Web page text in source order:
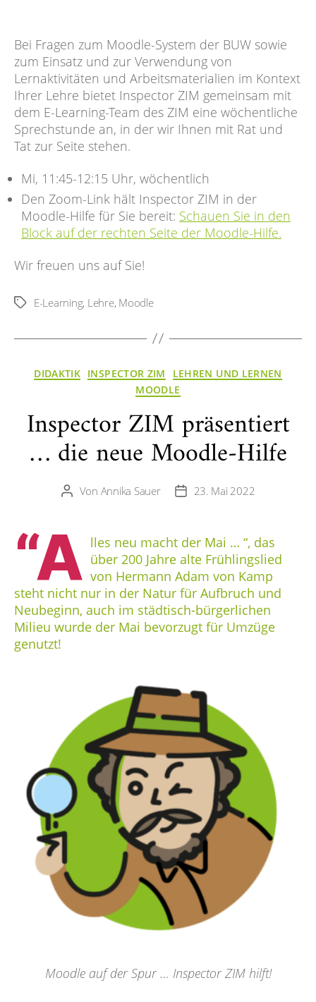
Bei Fragen zum Moodle-System der BUW sowie
zum Einsatz und zur Verwendung von
Lernaktivitäten und Arbeitsmaterialien im Kontext
Ihrer Lehre bietet Inspector ZIM gemeinsam mit
dem E-Learning-Team des ZIM eine wöchentliche
Sprechstunde an, in der wir Ihnen mit Rat und
Tat zur Seite stehen.
Mi, 11:45-12:15 Uhr, wöchentlich
Den Zoom-Link hält Inspector ZIM in der
Moodle-Hilfe für Sie bereit: Schauen Sie in den
Block auf der rechten Seite der Moodle-Hilfe.
Wir freuen uns auf Sie!
Schlagwörter
E-Learning, Lehre, Moodle
Kategorien
DIDAKTIK INSPECTOR ZIM
LEHREN UND LERNEN
MOODLE
Inspector ZIM präsentiert
… die neue Moodle-Hilfe
Beitragsautor
Von Annika Sauer Veröffentlichungsdatum
23. Mai 2022
“A lles neu macht der Mai … “, das
über 200 Jahre alte Frühlingslied
von Hermann Adam von Kamp
steht nicht nur in der Natur für Aufbruch und
Neubeginn, auch im städtisch-bürgerlichen
Milieu wurde der Mai bevorzugt für Umzüge
genutzt!
Moodle auf der Spur … Inspector ZIM hilft!